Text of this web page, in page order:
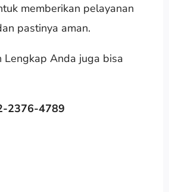
memberikan pelayanan
pastinya aman.
Lengkap Anda juga bisa
2376-4789